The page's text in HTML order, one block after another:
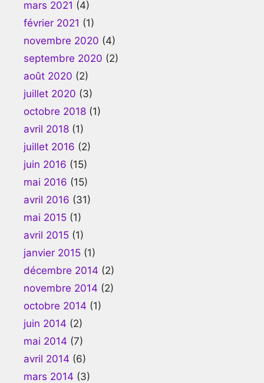
mars 2021 (4)
février 2021 (1)
novembre 2020 (4)
septembre 2020 (2)
août 2020 (2)
juillet 2020 (3)
octobre 2018 (1)
avril 2018 (1)
juillet 2016 (2)
juin 2016 (15)
mai 2016 (15)
avril 2016 (31)
mai 2015 (1)
avril 2015 (1)
janvier 2015 (1)
décembre 2014 (2)
novembre 2014 (2)
octobre 2014 (1)
juin 2014 (2)
mai 2014 (7)
avril 2014 (6)
mars 2014 (3)